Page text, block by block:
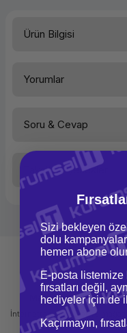
Ürün Bilgisi
Yorumlar
Soru & Cevap
Ürün
Taksit Seçenekleri
Mağazadan Teslimat
İnternetten sipariş et ve
teslim al
Sizi bekleyen
dolu
hemen abone
E-posta listemize
fırsatları değil,
hediyeler için de
Kaçırmayın,